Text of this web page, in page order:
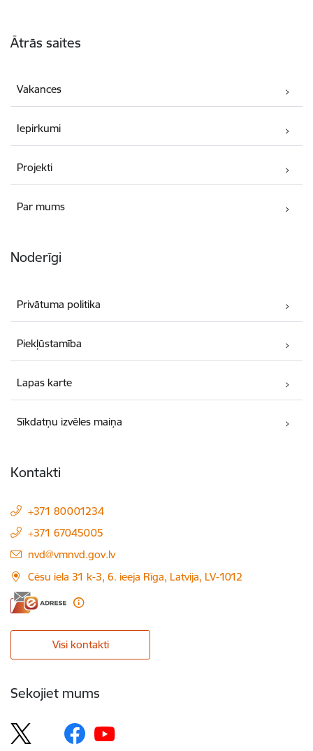
Ātrās saites
Vakances
Iepirkumi
Projekti
Par mums
Noderīgi
Privātuma politika
Piekļūstamība
Lapas karte
Sīkdatņu izvēles maiņa
Kontakti
+371 80001234
+371 67045005
E-pasts:
nvd@vmnvd.gov.lv
Cēsu iela 31 k-3, 6. ieeja Rīga, Latvija, LV-1012
Visi kontakti
Sekojiet mums